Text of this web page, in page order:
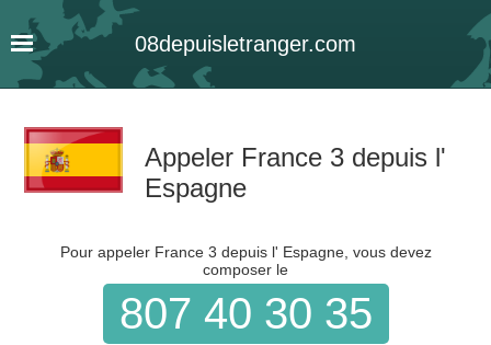
08depuisletranger.com
Appeler France 3 depuis l'
Espagne
Pour appeler France 3 depuis l' Espagne, vous devez
composer le
807 40 30 35